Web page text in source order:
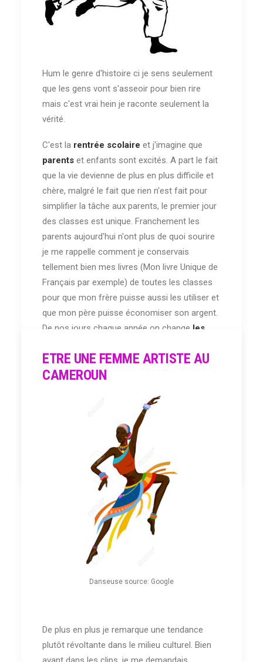
Hum le genre d'histoire ci je sens seulement
que les gens vont s'asseoir pour bien rire
mais c'est vrai hein je raconte seulement la
vérité.
C'est la rentrée scolaire et j'imagine que
parents et enfants sont excités. A part le fait
que la vie devienne de plus en plus difficile et
chère, malgré le fait que rien n'est fait pour
simplifier la tâche aux parents, le premier jour
des classes est unique. Franchement les
parents aujourd'hui n'ont plus de quoi sourire
je me rappelle comment je conservais
tellement bien mes livres (Mon livre Unique de
Français par exemple) de toutes les classes
pour que mon frère puisse aussi les utiliser et
que mon père puisse économiser son argent.
De nos jours chaque année on change les
qu'on annule une édition en cours d'année ou
qu'un professeur vous dise qu'il vend son livre
by Salma Amadore
ETRE UNE FEMME ARTISTE AU
CAMEROUN
Danseuse source: Google
De plus en plus je remarque une tendance
plutôt révoltante dans le milieu culturel. Bien